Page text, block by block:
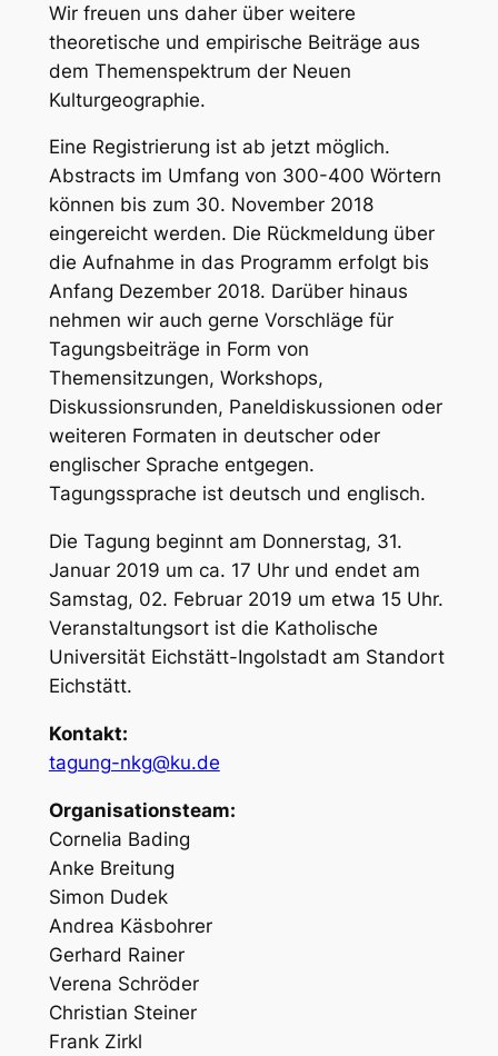
Wir freuen uns daher über weitere
theoretische und empirische Beiträge aus
dem Themenspektrum der Neuen
Kulturgeographie.
Eine Registrierung ist ab jetzt möglich.
Abstracts im Umfang von 300-400 Wörtern
können bis zum 30. November 2018
eingereicht werden. Die Rückmeldung über
die Aufnahme in das Programm erfolgt bis
Anfang Dezember 2018. Darüber hinaus
nehmen wir auch gerne Vorschläge für
Tagungsbeiträge in Form von
Themensitzungen, Workshops,
Diskussionsrunden, Paneldiskussionen oder
weiteren Formaten in deutscher oder
englischer Sprache entgegen.
Tagungssprache ist deutsch und englisch.
Die Tagung beginnt am Donnerstag, 31.
Januar 2019 um ca. 17 Uhr und endet am
Samstag, 02. Februar 2019 um etwa 15 Uhr.
Veranstaltungsort ist die Katholische
Universität Eichstätt-Ingolstadt am Standort
Eichstätt.
Kontakt:
tagung-nkg@ku.de
Organisationsteam:
Cornelia Bading
Anke Breitung
Simon Dudek
Andrea Käsbohrer
Gerhard Rainer
Verena Schröder
Christian Steiner
Frank Zirkl